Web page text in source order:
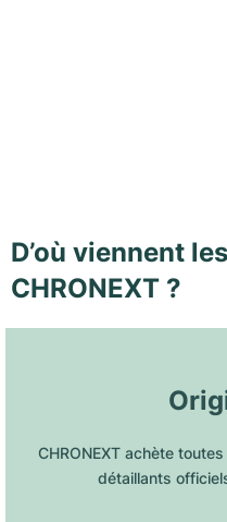
D’où viennent
CHRONEXT ?
CHRONEXT achète
détaillants